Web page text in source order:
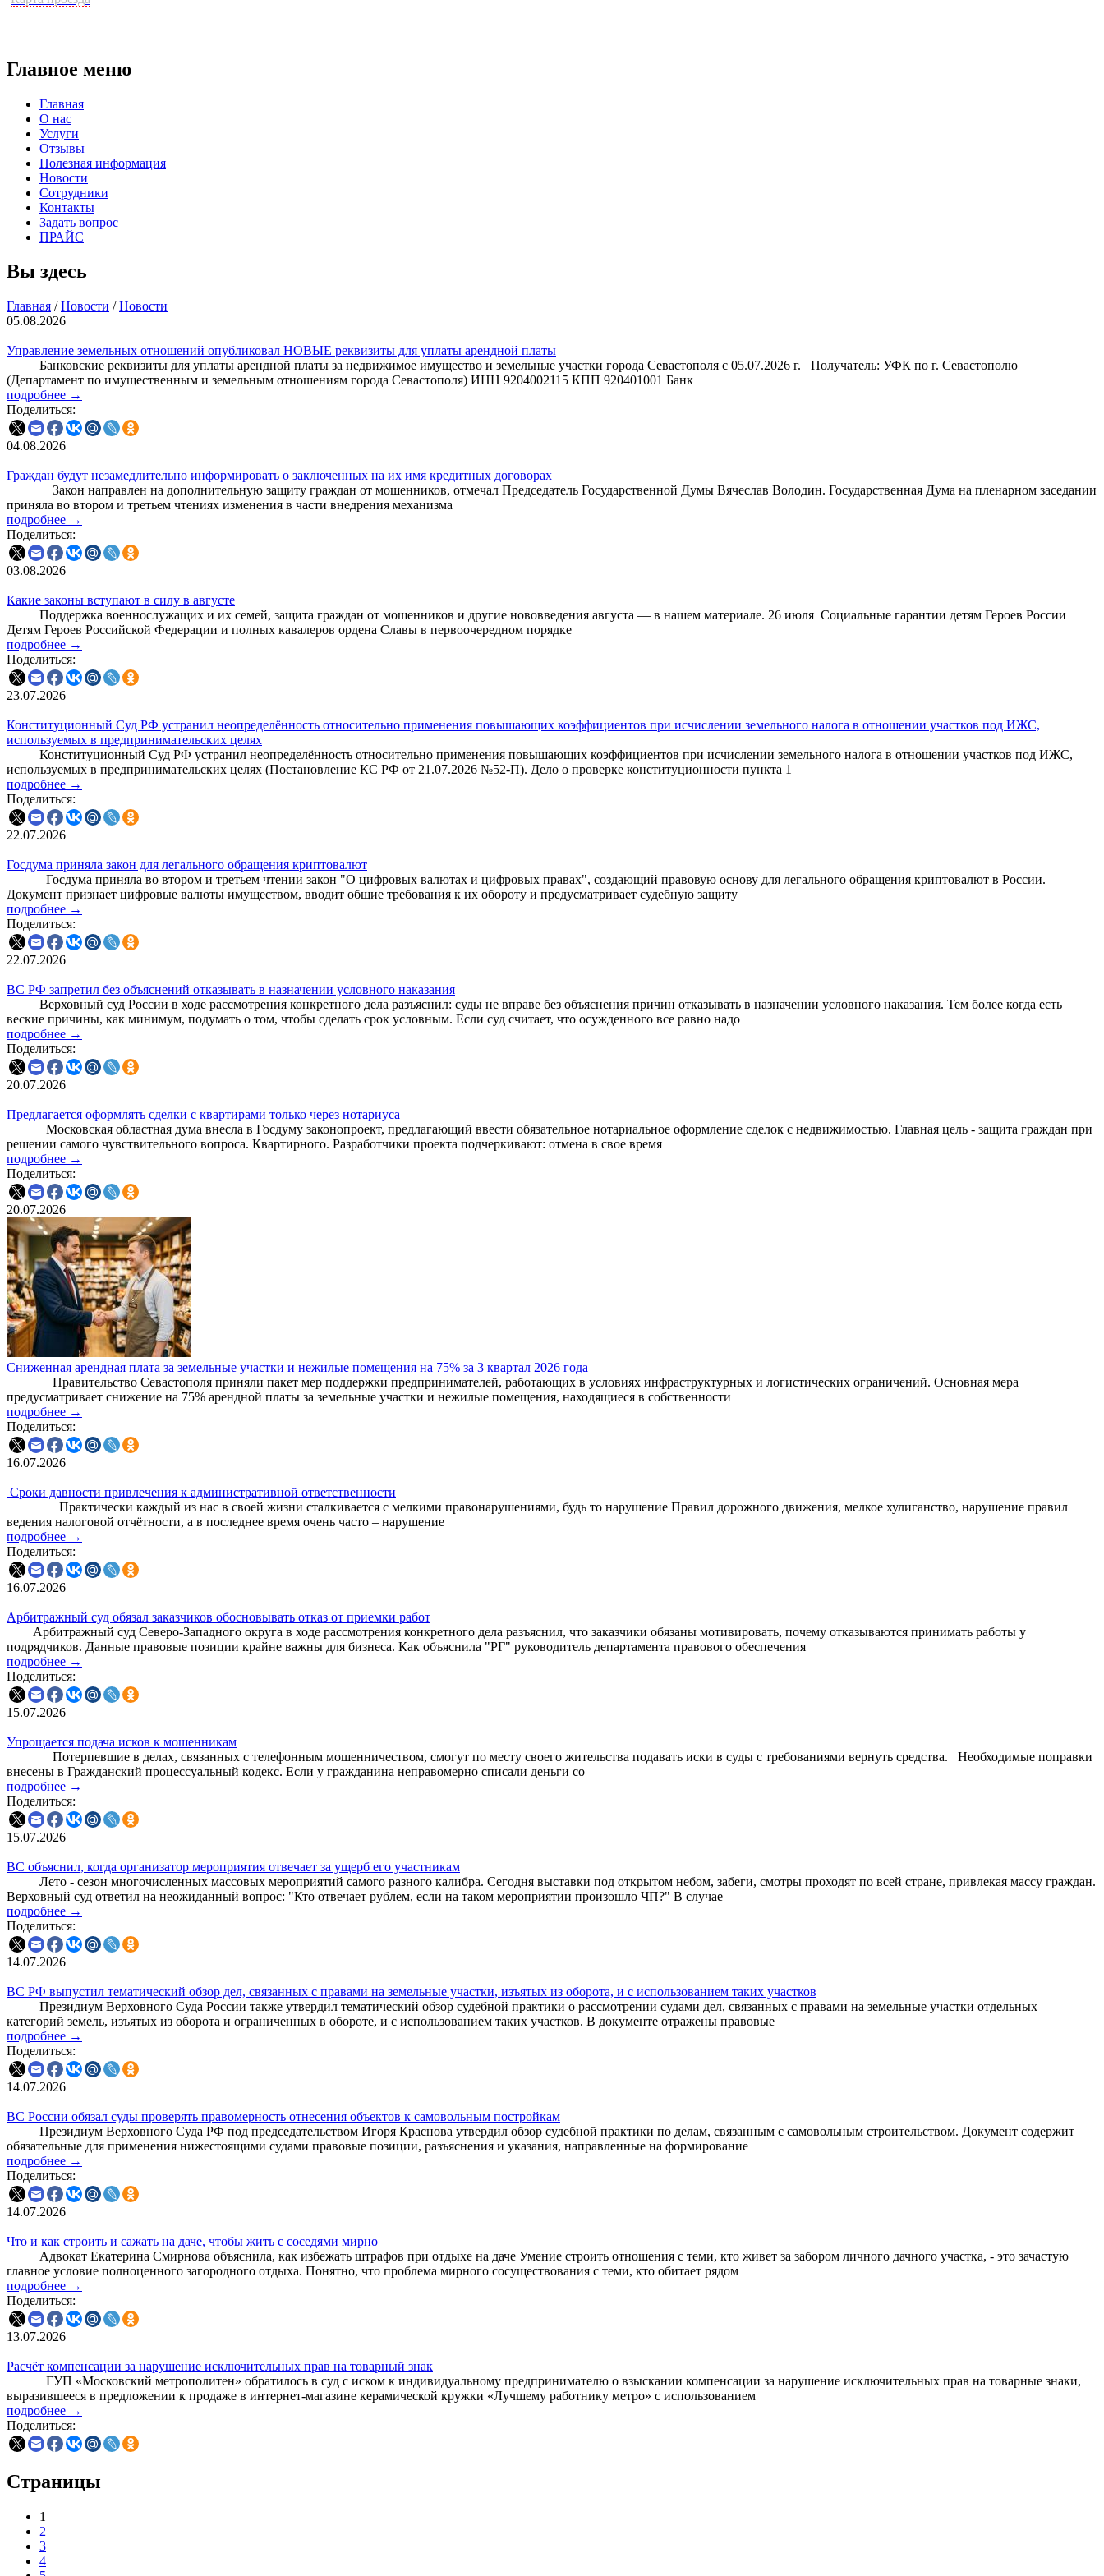
Главное меню
Главная
О нас
Услуги
Отзывы
Полезная информация
Новости
Сотрудники
Контакты
Задать вопрос
ПРАЙС
Вы здесь
Главная / Новости / Новости
05.08.2026
Управление земельных отношений опубликовал НОВЫЕ реквизиты для уплаты арендной платы
Банковские реквизиты для уплаты арендной платы за недвижимое имущество и земельные участки города Севастополя с 05.07.2026 г. Получатель: УФК по г. Севастополю
(Департамент по имущественным и земельным отношениям города Севастополя) ИНН 9204002115 КПП 920401001 Банк
подробнее →
Поделиться:
04.08.2026
Граждан будут незамедлительно информировать о заключенных на их имя кредитных договорах
Закон направлен на дополнительную защиту граждан от мошенников, отмечал Председатель Государственной Думы Вячеслав Володин. Государственная Дума на пленарном заседании
приняла во втором и третьем чтениях изменения в части внедрения механизма
подробнее →
Поделиться:
03.08.2026
Какие законы вступают в силу в августе
Поддержка военнослужащих и их семей, защита граждан от мошенников и другие нововведения августа — в нашем материале. 26 июля Социальные гарантии детям Героев России
Детям Героев Российской Федерации и полных кавалеров ордена Славы в первоочередном порядке
подробнее →
Поделиться:
23.07.2026
Конституционный Суд РФ устранил неопределённость относительно применения повышающих коэффициентов при исчислении земельного налога в отношении участков под ИЖС,
используемых в предпринимательских целях
Конституционный Суд РФ устранил неопределённость относительно применения повышающих коэффициентов при исчислении земельного налога в отношении участков под ИЖС,
используемых в предпринимательских целях (Постановление КС РФ от 21.07.2026 №52-П). Дело о проверке конституционности пункта 1
подробнее →
Поделиться:
22.07.2026
Госдума приняла закон для легального обращения криптовалют
Госдума приняла во втором и третьем чтении закон "О цифровых валютах и цифровых правах", создающий правовую основу для легального обращения криптовалют в России.
Документ признает цифровые валюты имуществом, вводит общие требования к их обороту и предусматривает судебную защиту
подробнее →
Поделиться:
22.07.2026
ВС РФ запретил без объяснений отказывать в назначении условного наказания
Верховный суд России в ходе рассмотрения конкретного дела разъяснил: суды не вправе без объяснения причин отказывать в назначении условного наказания. Тем более когда есть
веские причины, как минимум, подумать о том, чтобы сделать срок условным. Если суд считает, что осужденного все равно надо
подробнее →
Поделиться:
20.07.2026
Предлагается оформлять сделки с квартирами только через нотариуса
Московская областная дума внесла в Госдуму законопроект, предлагающий ввести обязательное нотариальное оформление сделок с недвижимостью. Главная цель - защита граждан при
решении самого чувствительного вопроса. Квартирного. Разработчики проекта подчеркивают: отмена в свое время
подробнее →
Поделиться:
20.07.2026
Сниженная арендная плата за земельные участки и нежилые помещения на 75% за 3 квартал 2026 года
Правительство Севастополя приняли пакет мер поддержки предпринимателей, работающих в условиях инфраструктурных и логистических ограничений. Основная мера
предусматривает снижение на 75% арендной платы за земельные участки и нежилые помещения, находящиеся в собственности
подробнее →
Поделиться:
16.07.2026
Сроки давности привлечения к административной ответственности
Практически каждый из нас в своей жизни сталкивается с мелкими правонарушениями, будь то нарушение Правил дорожного движения, мелкое хулиганство, нарушение правил
ведения налоговой отчётности, а в последнее время очень часто – нарушение
подробнее →
Поделиться:
16.07.2026
Арбитражный суд обязал заказчиков обосновывать отказ от приемки работ
Арбитражный суд Северо-Западного округа в ходе рассмотрения конкретного дела разъяснил, что заказчики обязаны мотивировать, почему отказываются принимать работы у
подрядчиков. Данные правовые позиции крайне важны для бизнеса. Как объяснила "РГ" руководитель департамента правового обеспечения
подробнее →
Поделиться:
15.07.2026
Упрощается подача исков к мошенникам
Потерпевшие в делах, связанных с телефонным мошенничеством, смогут по месту своего жительства подавать иски в суды с требованиями вернуть средства. Необходимые поправки
внесены в Гражданский процессуальный кодекс. Если у гражданина неправомерно списали деньги со
подробнее →
Поделиться:
15.07.2026
ВС объяснил, когда организатор мероприятия отвечает за ущерб его участникам
Лето - сезон многочисленных массовых мероприятий самого разного калибра. Сегодня выставки под открытом небом, забеги, смотры проходят по всей стране, привлекая массу граждан.
Верховный суд ответил на неожиданный вопрос: "Кто отвечает рублем, если на таком мероприятии произошло ЧП?" В случае
подробнее →
Поделиться:
14.07.2026
ВС РФ выпустил тематический обзор дел, связанных с правами на земельные участки, изъятых из оборота, и с использованием таких участков
Президиум Верховного Суда России также утвердил тематический обзор судебной практики о рассмотрении судами дел, связанных с правами на земельные участки отдельных
категорий земель, изъятых из оборота и ограниченных в обороте, и с использованием таких участков. В документе отражены правовые
подробнее →
Поделиться:
14.07.2026
ВС России обязал суды проверять правомерность отнесения объектов к самовольным постройкам
Президиум Верховного Суда РФ под председательством Игоря Краснова утвердил обзор судебной практики по делам, связанным с самовольным строительством. Документ содержит
обязательные для применения нижестоящими судами правовые позиции, разъяснения и указания, направленные на формирование
подробнее →
Поделиться:
14.07.2026
Что и как строить и сажать на даче, чтобы жить с соседями мирно
Адвокат Екатерина Смирнова объяснила, как избежать штрафов при отдыхе на даче Умение строить отношения с теми, кто живет за забором личного дачного участка, - это зачастую
главное условие полноценного загородного отдыха. Понятно, что проблема мирного сосуществования с теми, кто обитает рядом
подробнее →
Поделиться:
13.07.2026
Расчёт компенсации за нарушение исключительных прав на товарный знак
ГУП «Московский метрополитен» обратилось в суд с иском к индивидуальному предпринимателю о взыскании компенсации за нарушение исключительных прав на товарные знаки,
выразившееся в предложении к продаже в интернет-магазине керамической кружки «Лучшему работнику метро» с использованием
подробнее →
Поделиться:
Страницы
1
2
3
4